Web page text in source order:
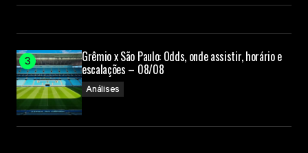
Grêmio x São Paulo: Odds, onde assistir, horário e
escalações – 08/08
Análises